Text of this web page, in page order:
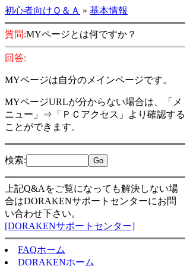
初心者向けＱ＆Ａ » 基本情報
質問:MYページとは何ですか？
回答:
MYページは自分のメインページです。
MYページURLが分からない場合は、「メ
ニュー」⇒「ＰＣアクセス」より確認する
ことができます。
検索:
上記Q&Aをご覧になっても解決しない場
合はDORAKENサポートセンターにお問
い合わせ下さい。
[DORAKENサポートセンター]
FAQホーム
DORAKENホーム